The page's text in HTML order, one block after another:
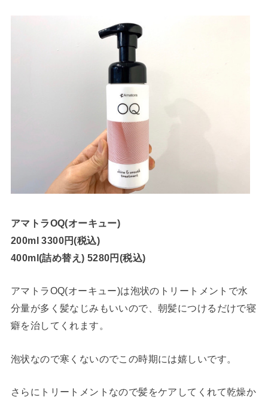
アマトラOQ(オーキュー)
200ml 3300円(税込)
400ml(詰め替え) 5280円(税込)
アマトラOQ(オーキュー)は泡状のトリートメントで水
分量が多く髪なじみもいいので、朝髪につけるだけで寝
癖を治してくれます。
泡状なので寒くないのでこの時期には嬉しいです。
さらにトリートメントなので髪をケアしてくれて乾燥か